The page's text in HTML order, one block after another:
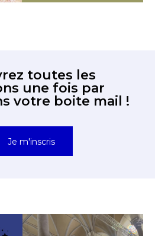
toutes les
une fois par
votre boite mail !
Je m'inscris